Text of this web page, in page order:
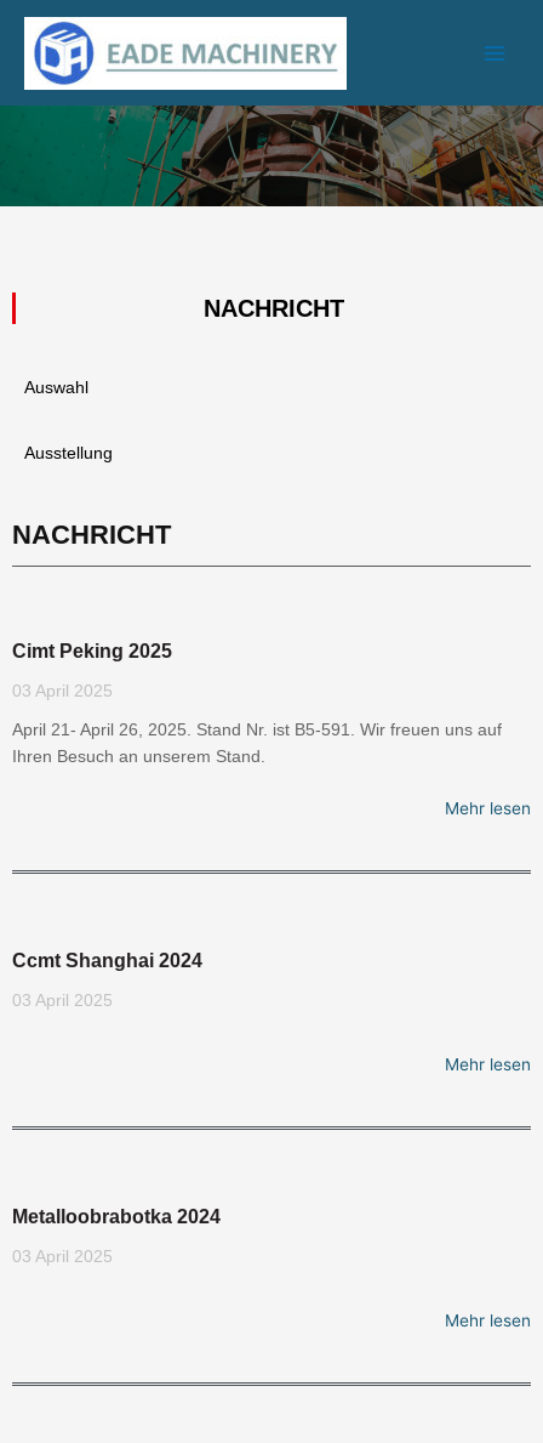
Inhalten
NACHRICHT
Auswahl
Ausstellung
NACHRICHT
Cimt Peking 2025
03 April 2025
April 21- April 26, 2025. Stand Nr. ist B5-591. Wir freuen uns auf
Ihren Besuch an unserem Stand.
Mehr lesen
Ccmt Shanghai 2024
03 April 2025
Mehr lesen
Metalloobrabotka 2024
03 April 2025
Mehr lesen